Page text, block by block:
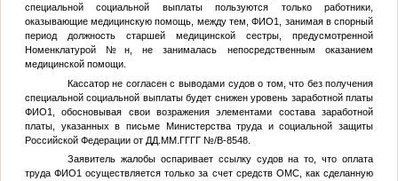
специальной социальной выплаты пользуются только работники,
оказывающие медицинскую помощь, между тем,ФИО1
, занимая в спорный
период должность старшей медицинской сестры, предусмотренной
Номенклатурой № н, не занималась непосредственным оказанием
медицинской помощи.
Кассатор не согласен с выводами судов о том, что без получения
специальной социальной выплаты будет снижен уровень заработной платы
ФИО1
, обосновывая свои возражения элементами состава заработной
платы, указанных в письме Министерства труда и социальной защиты
Российской Федерации от ДД.ММ.ГГГГ №/В-8548.
Заявитель жалобы оспаривает ссылку судов на то, что оплата
трудаФИО1 осуществляется только за счет средств ОМС, как сделанную